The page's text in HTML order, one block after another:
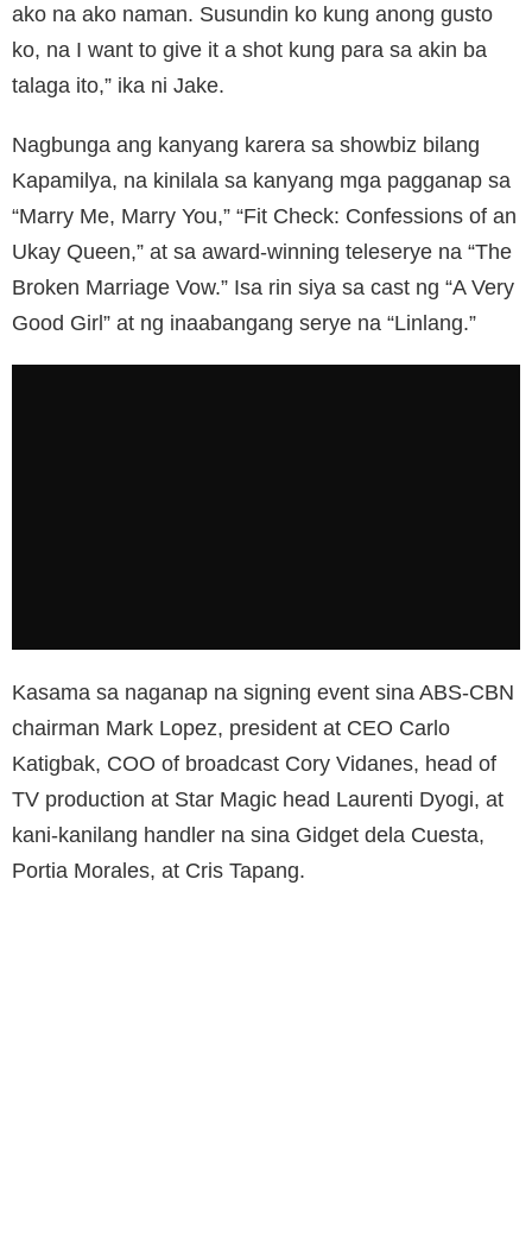
ako na ako naman. Susundin ko kung anong gusto
ko, na I want to give it a shot kung para sa akin ba
talaga ito,” ika ni Jake.
Nagbunga ang kanyang karera sa showbiz bilang
Kapamilya, na kinilala sa kanyang mga pagganap sa
“Marry Me, Marry You,” “Fit Check: Confessions of an
Ukay Queen,” at sa award-winning teleserye na “The
Broken Marriage Vow.” Isa rin siya sa cast ng “A Very
Good Girl” at ng inaabangang serye na “Linlang.”
Kasama sa naganap na signing event sina ABS-CBN
chairman Mark Lopez, president at CEO Carlo
Katigbak, COO of broadcast Cory Vidanes, head of
TV production at Star Magic head Laurenti Dyogi, at
kani-kanilang handler na sina Gidget dela Cuesta,
Portia Morales, at Cris Tapang.